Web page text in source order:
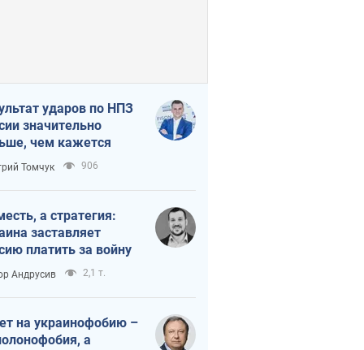
ударов по НПЗ
значительно
чем кажется
Томчук 906
а стратегия:
заставляет
платить за войну
Андрусив 2,1 т.
на украинофобию –
а